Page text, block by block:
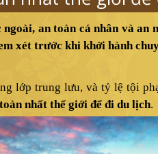
an toàn cá nhân và
xét trước khi khởi hành
lớp trung lưu, và tỷ lệ tội
nhất thế giới để đi du lịch.